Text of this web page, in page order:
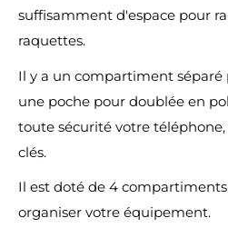
suffisamment d'espace pour
raquettes.
Il y a un compartiment séparé
une poche pour doublée en
toute sécurité votre
clés.
Il est doté de 4
organiser votre équipement.